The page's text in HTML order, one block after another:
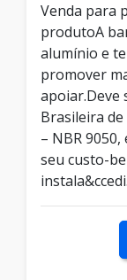
Venda para
produtoA
alumínio e
promover
apoiar.Deve
Brasileira de
– NBR
seu custo-